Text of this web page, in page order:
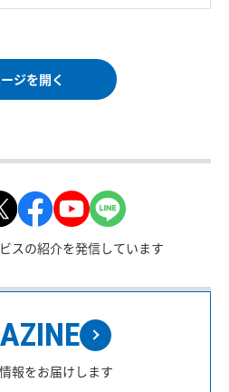
ジを開く
スの紹介を発信しています
報をお届けします